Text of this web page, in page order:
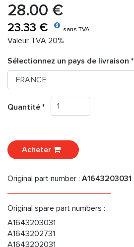
28.00 €
23.33 € sans TVA
Valeur TVA 20%
Sélectionnez un pays de livraison *
Quantité *
Acheter
Original part number : A1643203031
Original spare part numbers :
A1643203031
A1643202731
A1643202031